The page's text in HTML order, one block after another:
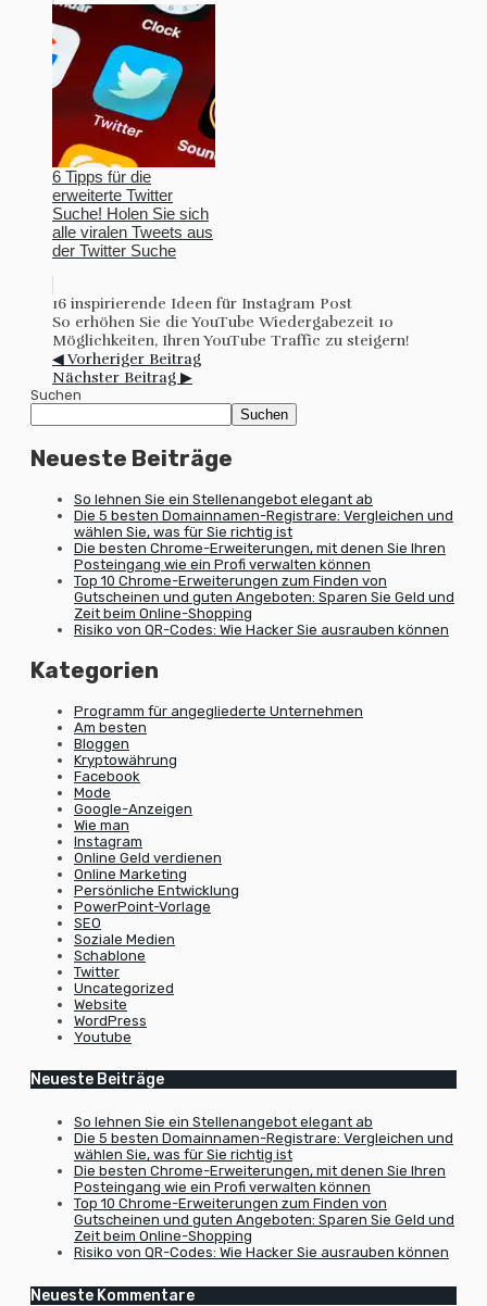
6 Tipps für die
erweiterte Twitter
Suche! Holen Sie sich
alle viralen Tweets aus
der Twitter Suche
16 inspirierende Ideen für Instagram Post
So erhöhen Sie die YouTube Wiedergabezeit 10
Möglichkeiten, Ihren YouTube Traffic zu steigern!
◀ Vorheriger Beitrag
Nächster Beitrag ▶
Suchen
Suchen
Neueste Beiträge
So lehnen Sie ein Stellenangebot elegant ab
Die 5 besten Domainnamen-Registrare: Vergleichen und
wählen Sie, was für Sie richtig ist
Die besten Chrome-Erweiterungen, mit denen Sie Ihren
Posteingang wie ein Profi verwalten können
Top 10 Chrome-Erweiterungen zum Finden von
Gutscheinen und guten Angeboten: Sparen Sie Geld und
Zeit beim Online-Shopping
Risiko von QR-Codes: Wie Hacker Sie ausrauben können
Kategorien
Programm für angegliederte Unternehmen
Am besten
Bloggen
Kryptowährung
Facebook
Mode
Google-Anzeigen
Wie man
Instagram
Online Geld verdienen
Online Marketing
Persönliche Entwicklung
PowerPoint-Vorlage
SEO
Soziale Medien
Schablone
Twitter
Uncategorized
Website
WordPress
Youtube
Neueste Beiträge
So lehnen Sie ein Stellenangebot elegant ab
Die 5 besten Domainnamen-Registrare: Vergleichen und
wählen Sie, was für Sie richtig ist
Die besten Chrome-Erweiterungen, mit denen Sie Ihren
Posteingang wie ein Profi verwalten können
Top 10 Chrome-Erweiterungen zum Finden von
Gutscheinen und guten Angeboten: Sparen Sie Geld und
Zeit beim Online-Shopping
Risiko von QR-Codes: Wie Hacker Sie ausrauben können
Neueste Kommentare